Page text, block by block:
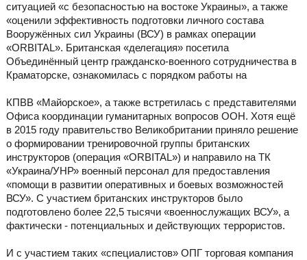
ситуацией «с безопасностью на востоке Украины», а также
«оценили эффективность подготовки личного состава
Вооружённых сил Украины (ВСУ) в рамках операции
«ORBITAL». Британская «делегация» посетила
Объединённый центр гражданско-военного сотрудничества в
Краматорске, ознакомилась с порядком работы на
КПВВ «Майорское», а также встретилась с представителями
Офиса координации гуманитарных вопросов ООН. Хотя ещё
в 2015 году правительство Великобритании приняло решение
о формировании тренировочной группы британских
инструкторов (операция «ORBITAL») и направило на ТК
«Украина/УНР» военный персонал для предоставления
«помощи в развитии оперативных и боевых возможностей
ВСУ». С участием британских инструкторов было
подготовлено более 22,5 тысячи «военнослужащих ВСУ», а
фактически - потенциальных и действующих террористов.
И с участием таких «специалистов» ОПГ торговая компания